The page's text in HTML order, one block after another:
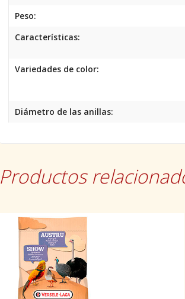
Peso:
Características:
Variedades de color:
Diámetro de las anillas:
Productos